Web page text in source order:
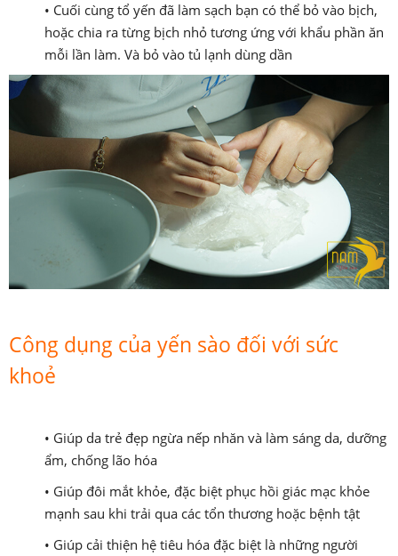
• Cuối cùng tổ yến đã làm sạch bạn có thể bỏ vào bịch,
hoặc chia ra từng bịch nhỏ tương ứng với khẩu phần ăn
mỗi lần làm. Và bỏ vào tủ lạnh dùng dần
Công dụng của yến sào đối với sức
khoẻ
• Giúp da trẻ đẹp ngừa nếp nhăn và làm sáng da, dưỡng
ẩm, chống lão hóa
• Giúp đôi mắt khỏe, đặc biệt phục hồi giác mạc khỏe
mạnh sau khi trải qua các tổn thương hoặc bệnh tật
• Giúp cải thiện hệ tiêu hóa đặc biệt là những người